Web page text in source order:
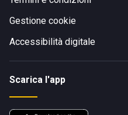
Gestione cookie
Accessibilità digitale
Scarica l'app